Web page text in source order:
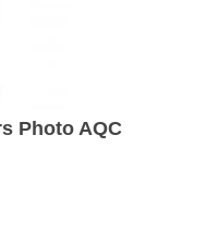
Photo AQC